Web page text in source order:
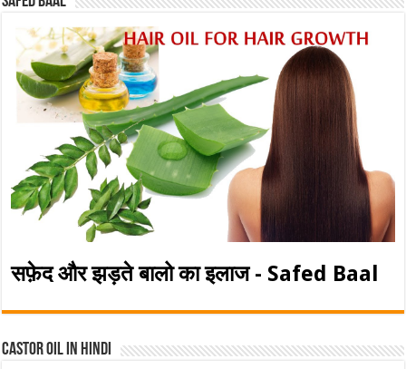
सफ़ेद और झड़ते बालो का इलाज - Safed Baal
Castor Oil In Hindi